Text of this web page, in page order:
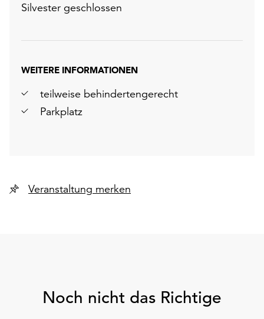
Silvester geschlossen
WEITERE INFORMATIONEN
teilweise behindertengerecht
Parkplatz
Veranstaltung merken
Noch nicht das Richtige